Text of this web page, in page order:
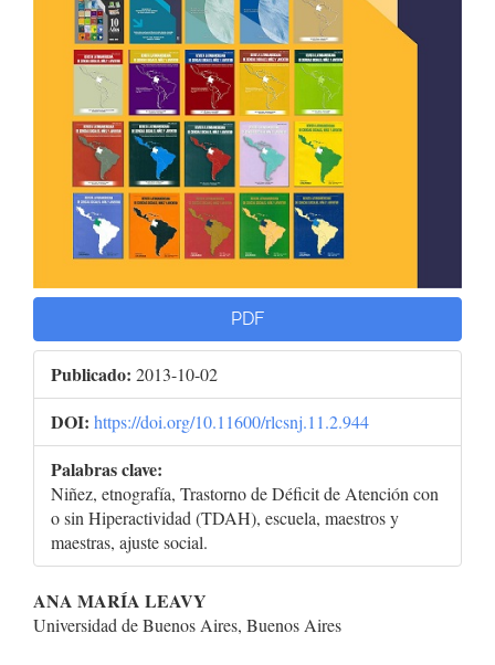
PDF
Publicado: 2013-10-02
DOI: https://doi.org/10.11600/rlcsnj.11.2.944
Palabras clave:
Niñez, etnografía, Trastorno de Déficit de Atención con
o sin Hiperactividad (TDAH), escuela, maestros y
maestras, ajuste social.
Contenido
ANA MARÍA LEAVY
Universidad de Buenos Aires, Buenos Aires